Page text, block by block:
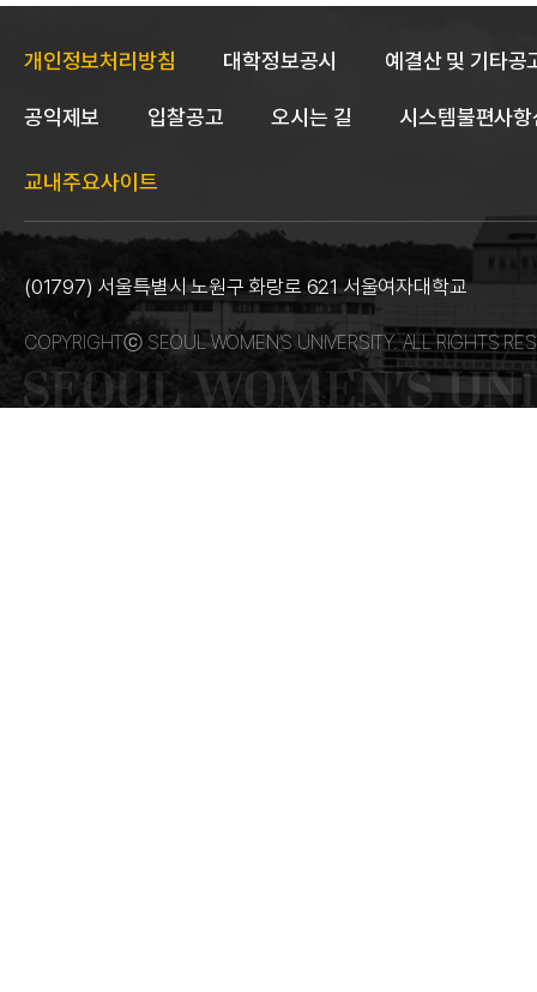
개인정보처리방침 대학정보공시 예결산 및 기타공
공익제보 입찰공고 오시는 길 시스템불편사
교내주요사이트
(01797) 서울특별시 노원구 화랑로 621 서울여자대학교
COPYRIGHTⓒ SEOUL WOMEN’S UNIVERSITY. ALL RIGHTS